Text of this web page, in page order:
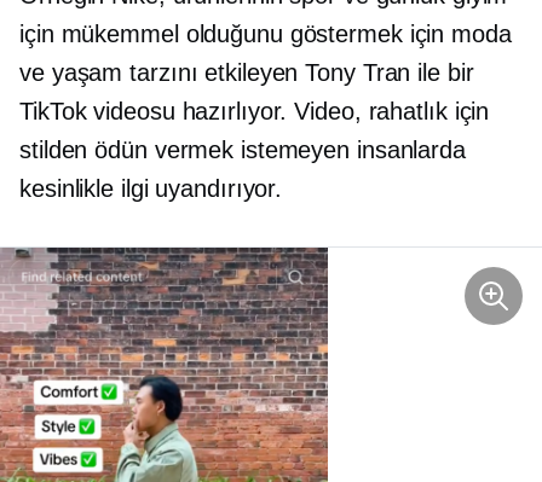
için mükemmel olduğunu göstermek için moda
ve yaşam tarzını etkileyen Tony Tran ile bir
TikTok videosu hazırlıyor. Video, rahatlık için
stilden ödün vermek istemeyen insanlarda
kesinlikle ilgi uyandırıyor.